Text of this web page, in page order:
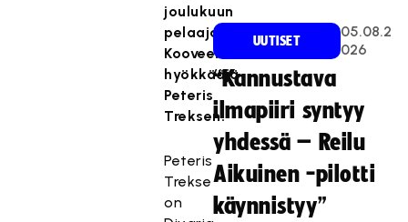
joulukuun
pelaajaksi
Kooveen
hyökkääjä
Peteris
Treksen.
Peteris
Trekse
on
UUTISET
05.08.2
026
“Kannustava
ilmapiiri syntyy
yhdessä – Reilu
Aikuinen -pilotti
käynnistyy”